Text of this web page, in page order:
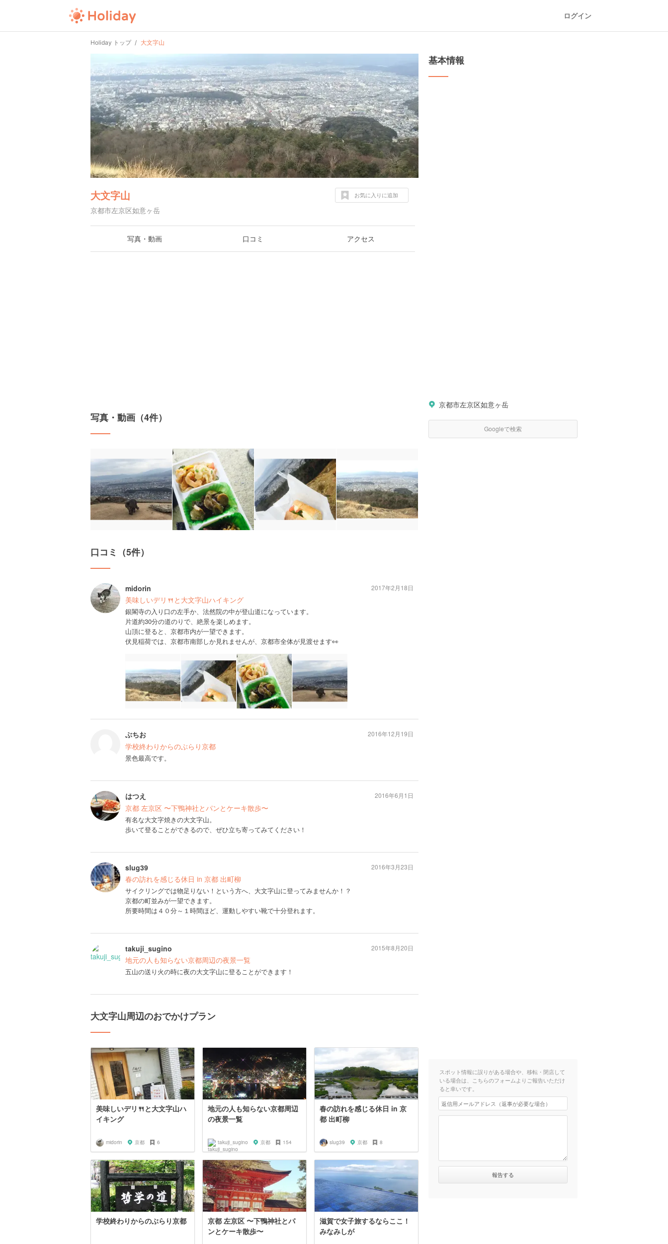
ログイン
Holiday トップ 大文字山
大文字山
京都市左京区如意ヶ岳
お気に入りに追加
写真・動画 口コミ アクセス
写真・動画（4件）
口コミ（5件）
midorin
美味しいデリ🍴と大文字山ハイキング
銀閣寺の入り口の左手か、法然院の中が登山道になっています。
片道約30分の道のりで、絶景を楽しめます。
山頂に登ると、京都市内が一望できます。
伏見稲荷では、京都市南部しか見れませんが、京都市全体が見渡せます👀
2017年2月18日
ぶちお
学校終わりからのぶらり京都
景色最高です。
2016年12月19日
はつえ
京都 左京区 〜下鴨神社とパンとケーキ散歩〜
有名な大文字焼きの大文字山。
歩いて登ることができるので、ぜひ立ち寄ってみてください！
2016年6月1日
slug39
春の訪れを感じる休日 in 京都 出町柳
サイクリングでは物足りない！という方へ、大文字山に登ってみませんか！？
京都の町並みが一望できます。
所要時間は４０分～１時間ほど、運動しやすい靴で十分登れます。
2016年3月23日
takuji_sugino
地元の人も知らない京都周辺の夜景一覧
五山の送り火の時に夜の大文字山に登ることができます！
2015年8月20日
大文字山周辺のおでかけプラン
美味しいデリ🍴と大文字山ハ
イキング
midorin 京都 6
地元の人も知らない京都周辺
の夜景一覧
takuji_sugino 京都 154
春の訪れを感じる休日 in 京
都 出町柳
slug39 京都 8
学校終わりからのぶらり京都
京都 左京区 〜下鴨神社とパ
ンとケーキ散歩〜
滋賀で女子旅するならここ！
みなみしが
基本情報
京都市左京区如意ヶ岳
Googleで検索
スポット情報に誤りがある場合や、移転・閉店して
いる場合は、こちらのフォームよりご報告いただけ
ると幸いです。